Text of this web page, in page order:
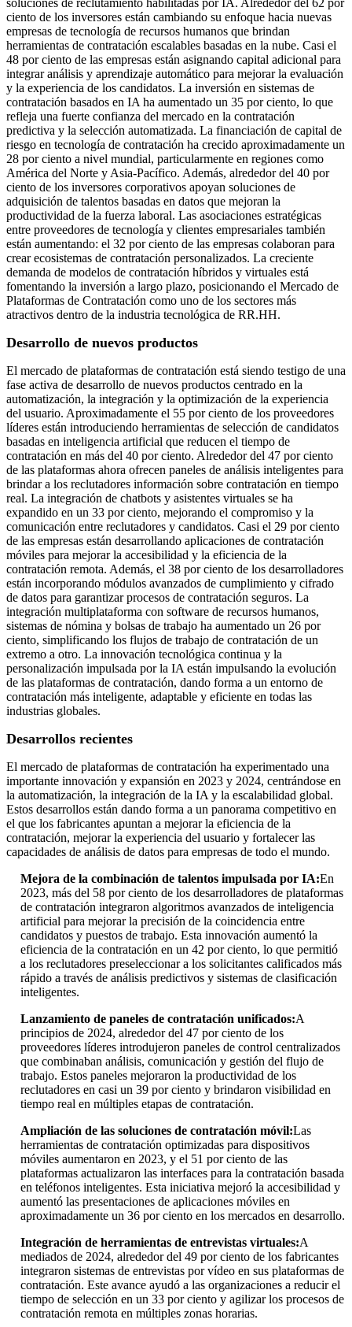
soluciones de reclutamiento habilitadas por IA. Alrededor del 62 por
ciento de los inversores están cambiando su enfoque hacia nuevas
empresas de tecnología de recursos humanos que brindan
herramientas de contratación escalables basadas en la nube. Casi el
48 por ciento de las empresas están asignando capital adicional para
integrar análisis y aprendizaje automático para mejorar la evaluación
y la experiencia de los candidatos. La inversión en sistemas de
contratación basados ​​en IA ha aumentado un 35 por ciento, lo que
refleja una fuerte confianza del mercado en la contratación
predictiva y la selección automatizada. La financiación de capital de
riesgo en tecnología de contratación ha crecido aproximadamente un
28 por ciento a nivel mundial, particularmente en regiones como
América del Norte y Asia-Pacífico. Además, alrededor del 40 por
ciento de los inversores corporativos apoyan soluciones de
adquisición de talentos basadas en datos que mejoran la
productividad de la fuerza laboral. Las asociaciones estratégicas
entre proveedores de tecnología y clientes empresariales también
están aumentando: el 32 por ciento de las empresas colaboran para
crear ecosistemas de contratación personalizados. La creciente
demanda de modelos de contratación híbridos y virtuales está
fomentando la inversión a largo plazo, posicionando el Mercado de
Plataformas de Contratación como uno de los sectores más
atractivos dentro de la industria tecnológica de RR.HH.
Desarrollo de nuevos productos
El mercado de plataformas de contratación está siendo testigo de una
fase activa de desarrollo de nuevos productos centrado en la
automatización, la integración y la optimización de la experiencia
del usuario. Aproximadamente el 55 por ciento de los proveedores
líderes están introduciendo herramientas de selección de candidatos
basadas en inteligencia artificial que reducen el tiempo de
contratación en más del 40 por ciento. Alrededor del 47 por ciento
de las plataformas ahora ofrecen paneles de análisis inteligentes para
brindar a los reclutadores información sobre contratación en tiempo
real. La integración de chatbots y asistentes virtuales se ha
expandido en un 33 por ciento, mejorando el compromiso y la
comunicación entre reclutadores y candidatos. Casi el 29 por ciento
de las empresas están desarrollando aplicaciones de contratación
móviles para mejorar la accesibilidad y la eficiencia de la
contratación remota. Además, el 38 por ciento de los desarrolladores
están incorporando módulos avanzados de cumplimiento y cifrado
de datos para garantizar procesos de contratación seguros. La
integración multiplataforma con software de recursos humanos,
sistemas de nómina y bolsas de trabajo ha aumentado un 26 por
ciento, simplificando los flujos de trabajo de contratación de un
extremo a otro. La innovación tecnológica continua y la
personalización impulsada por la IA están impulsando la evolución
de las plataformas de contratación, dando forma a un entorno de
contratación más inteligente, adaptable y eficiente en todas las
industrias globales.
Desarrollos recientes
El mercado de plataformas de contratación ha experimentado una
importante innovación y expansión en 2023 y 2024, centrándose en
la automatización, la integración de la IA y la escalabilidad global.
Estos desarrollos están dando forma a un panorama competitivo en
el que los fabricantes apuntan a mejorar la eficiencia de la
contratación, mejorar la experiencia del usuario y fortalecer las
capacidades de análisis de datos para empresas de todo el mundo.
Mejora de la combinación de talentos impulsada por IA:En
2023, más del 58 por ciento de los desarrolladores de plataformas
de contratación integraron algoritmos avanzados de inteligencia
artificial para mejorar la precisión de la coincidencia entre
candidatos y puestos de trabajo. Esta innovación aumentó la
eficiencia de la contratación en un 42 por ciento, lo que permitió
a los reclutadores preseleccionar a los solicitantes calificados más
rápido a través de análisis predictivos y sistemas de clasificación
inteligentes.
Lanzamiento de paneles de contratación unificados:A
principios de 2024, alrededor del 47 por ciento de los
proveedores líderes introdujeron paneles de control centralizados
que combinaban análisis, comunicación y gestión del flujo de
trabajo. Estos paneles mejoraron la productividad de los
reclutadores en casi un 39 por ciento y brindaron visibilidad en
tiempo real en múltiples etapas de contratación.
Ampliación de las soluciones de contratación móvil:Las
herramientas de contratación optimizadas para dispositivos
móviles aumentaron en 2023, y el 51 por ciento de las
plataformas actualizaron las interfaces para la contratación basada
en teléfonos inteligentes. Esta iniciativa mejoró la accesibilidad y
aumentó las presentaciones de aplicaciones móviles en
aproximadamente un 36 por ciento en los mercados en desarrollo.
Integración de herramientas de entrevistas virtuales:A
mediados de 2024, alrededor del 49 por ciento de los fabricantes
integraron sistemas de entrevistas por vídeo en sus plataformas de
contratación. Este avance ayudó a las organizaciones a reducir el
tiempo de selección en un 33 por ciento y agilizar los procesos de
contratación remota en múltiples zonas horarias.